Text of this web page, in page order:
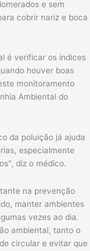
e sem
cobrir nariz e boca
é verificar os índices
houver boas
monitoramento
Ambiental do
da poluição já ajuda
especialmente
diz o médico.
na prevenção
manter ambientes
vezes ao dia.
ambiental, tanto o
circular e evitar que